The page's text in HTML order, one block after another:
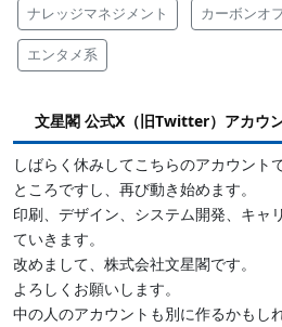
ナレッジマネジメント カーボンオ
エンタメ系
文星閣 公式X（旧Twitter）アカウ
しばらく休みしてこちらのアカウン
ところですし、再び動き始めます。
印刷、デザイン、システム開発、キャ
ていきます。
改めまして、株式会社文星閣です。
よろしくお願いします。
中の人のアカウントも別に作るかもし